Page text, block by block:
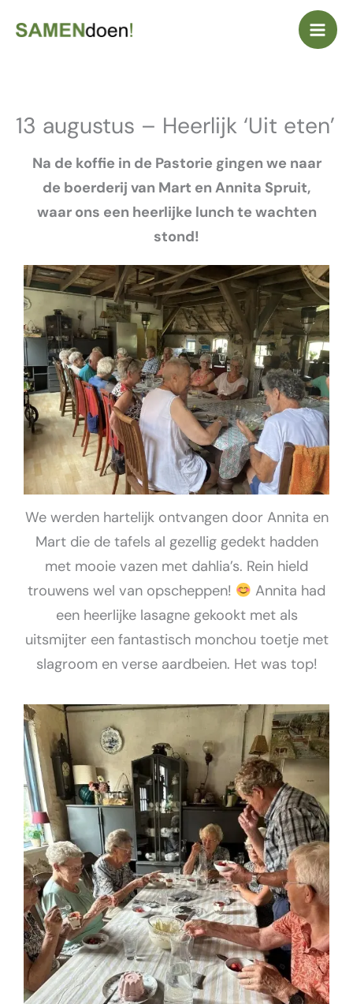
naar
13 augustus – Heerlijk ‘Uit eten’
Na de koffie in de Pastorie gingen we naar
de boerderij van Mart en Annita Spruit,
waar ons een heerlijke lunch te wachten
stond!
We werden hartelijk ontvangen door Annita en
Mart die de tafels al gezellig gedekt hadden
met mooie vazen met dahlia’s. Rein hield
trouwens wel van opscheppen!
Annita had
een heerlijke lasagne gekookt met als
uitsmijter een fantastisch monchou toetje met
slagroom en verse aardbeien. Het was top!